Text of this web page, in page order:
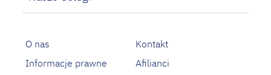
O nas
Kontakt
Informacje prawne
Afilianci